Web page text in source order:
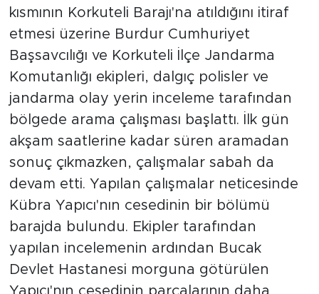
kısmının Korkuteli Barajı'na atıldığını itiraf
etmesi üzerine Burdur Cumhuriyet
Başsavcılığı ve Korkuteli İlçe Jandarma
Komutanlığı ekipleri, dalgıç polisler ve
jandarma olay yerin inceleme tarafından
bölgede arama çalışması başlattı. İlk gün
akşam saatlerine kadar süren aramadan
sonuç çıkmazken, çalışmalar sabah da
devam etti. Yapılan çalışmalar neticesinde
Kübra Yapıcı'nın cesedinin bir bölümü
barajda bulundu. Ekipler tarafından
yapılan incelemenin ardından Bucak
Devlet Hastanesi morguna götürülen